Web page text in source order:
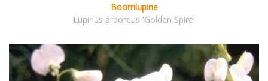
Boomlupine
Lupinus arboreus 'Golden Spire'